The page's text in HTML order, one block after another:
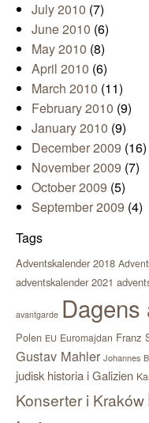
July 2010 (7)
June 2010 (6)
May 2010 (8)
April 2010 (6)
March 2010 (11)
February 2010 (9)
January 2010 (9)
December 2009 (16)
November 2009 (7)
October 2009 (5)
September 2009 (4)
Tags
Adventskalender 2018
adventskalender 2021
avantgarde Dagens
Polen EU Euromajdan Franz
Gustav Mahler Johannes
judisk historia i Galizien
Konserter i Kraków